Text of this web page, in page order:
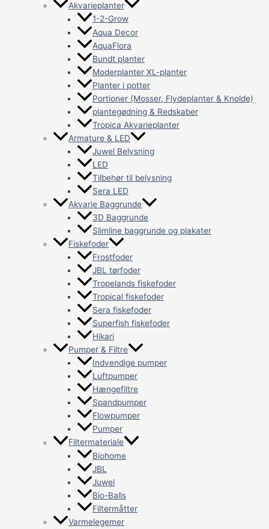
Akvarieplanter
1-2-Grow
Aqua Decor
AquaFlora
Bundt planter
Moderplanter XL-planter
Planter i potter
Portioner (Mosser, Flydeplanter & Knolde)
plantegødning & Redskaber
Tropica Akvarieplanter
Armature & LED
Juwel Belysning
LED
Tilbehør til belysning
Sera LED
Akvarie Baggrunde
3D Baggrunde
Slimline baggrunde og plakater
Fiskefoder
Frostfoder
JBL tørfoder
Tropelands fiskefoder
Tropical fiskefoder
Sera fiskefoder
Superfish fiskefoder
Hikari
Pumper & Filtre
Indvendige pumper
Luftpumper
Hængefiltre
Spandpumper
Flowpumper
Pumper
Filtermateriale
Biohome
JBL
Juwel
Bio-Balls
Filtermåtter
Varmelegemer